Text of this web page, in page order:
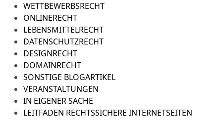
WETTBEWERBSRECHT
ONLINERECHT
LEBENSMITTELRECHT
DATENSCHUTZRECHT
DESIGNRECHT
DOMAINRECHT
SONSTIGE BLOGARTIKEL
VERANSTALTUNGEN
IN EIGENER SACHE
LEITFADEN RECHTSSICHERE INTERNETSEITEN